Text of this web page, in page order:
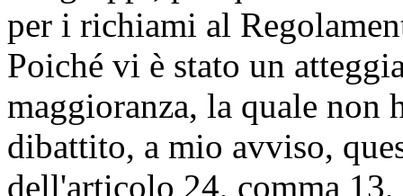
per i richiami al
Poiché vi è stato un
maggioranza, la quale
dibattito, a mio avviso,
dell'articolo 24, comma 13,